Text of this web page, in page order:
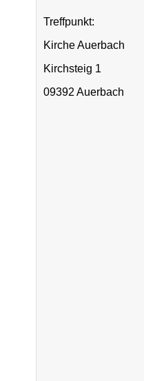
Treffpunkt:
Kirche Auerbach
Kirchsteig 1
09392 Auerbach